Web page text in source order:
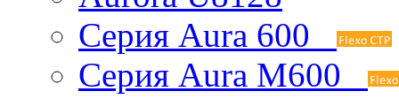
Серия Aura 600
Серия Aura M600